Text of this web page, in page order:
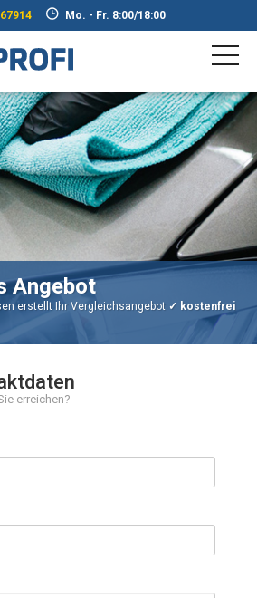
Mo. - Fr. 8:00/18:00
Angebot
erstellt Ihr Vergleichsangebot ✓ kostenfrei
erreichen?